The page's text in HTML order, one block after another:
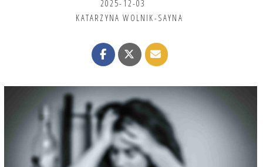
2025-12-03
KATARZYNA WOLNIK-SAYNA